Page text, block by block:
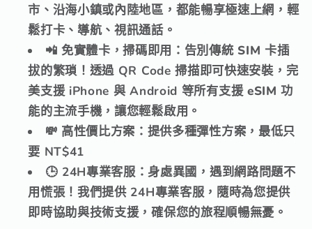
市、 沿海小鎮或內陸地區， 都能暢享極速上網， 輕
鬆打卡、 導航、視訊通話。
📲 免實體卡，掃碼即用 ：告別傳統 SIM 卡插
拔的繁瑣！透過 QR Code 掃描即可快速安裝， 完
美支援 iPhone 與 Android 等所有支援 eSIM 功
能的主流手機，讓您輕鬆啟用。
💸 高性價比方案 ：提供多種彈性方案， 最低只
要 NT$41
🕒 24H專業客服 ：身處異國， 遇到網路問題不
用慌張！我們提供 24H專業客服 ， 隨時為您提供
即時協助與技術支援，確保您的旅程順暢無憂。